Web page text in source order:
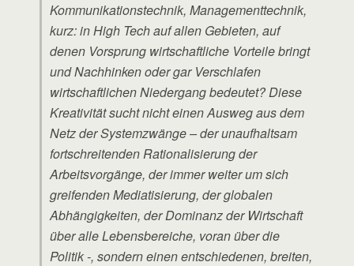
Kommunikationstechnik, Managementtechnik,
kurz: in High Tech auf allen Gebieten, auf
denen Vorsprung wirtschaftliche Vorteile bringt
und Nachhinken oder gar Verschlafen
wirtschaftlichen Niedergang bedeutet? Diese
Kreativität sucht nicht einen Ausweg aus dem
Netz der Systemzwänge – der unaufhaltsam
fortschreitenden Rationalisierung der
Arbeitsvorgänge, der immer weiter um sich
greifenden Mediatisierung, der globalen
Abhängigkeiten, der Dominanz der Wirtschaft
über alle Lebensbereiche, voran über die
Politik -, sondern einen entschiedenen, breiten,